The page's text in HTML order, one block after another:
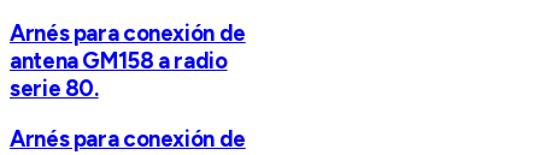
Arnés para conexión de
antena GM158 a radio
serie 80.
Arnés para conexión de